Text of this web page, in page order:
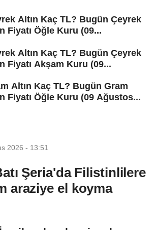
Altın Kaç TL? Bugün Çeyrek
Fiyatı Öğle Kuru (09...
Altın Kaç TL? Bugün Çeyrek
Fiyatı Akşam Kuru (09...
Altın Kaç TL? Bugün Gram
Fiyatı Öğle Kuru (09 Ağustos...
2026 - 13:51
Şeria'da Filistinlilere
araziye el koyma